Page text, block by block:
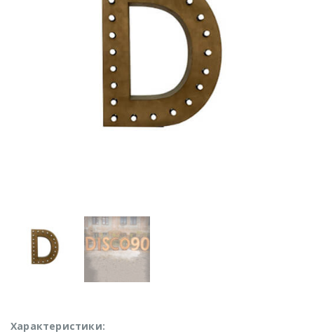
Характеристики: